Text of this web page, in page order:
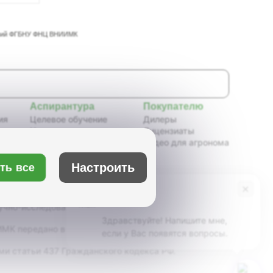
ФГБНУ ФНЦ ВНИИМК
Здравствуйте! Напишите мне,
Аспирантура
Целевое обучение
Новости аспирантуры
Портфолио аспирантов
Расписание
Учебно-методическое
обеспечение
Покупателю
Дилеры
Лицензиаты
Видео для агронома
исследовательский институт масличных
все Настроить